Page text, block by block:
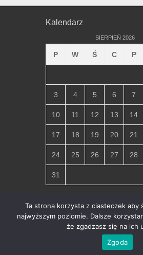
Kalendarz
SIERPIEŃ 2026
P W Ś C P
3 4 5 6 7
10 11 12 13 14
17 18 19 20 21
24 25 26 27 28
31
« lip
Copyright © 2026Parafia Miłosierdzia
Ochrona danych
prywatności
Ta strona korzysta z ciasteczek aby
najwyższym poziomie. Dalsze
że zgadzasz się na ich
Zgoda